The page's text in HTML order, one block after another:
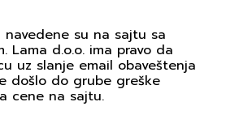
navedene su na sajtu sa
Lama d.o.o. ima pravo da
uz slanje email obaveštenja
došlo do grube greške
cene na sajtu.